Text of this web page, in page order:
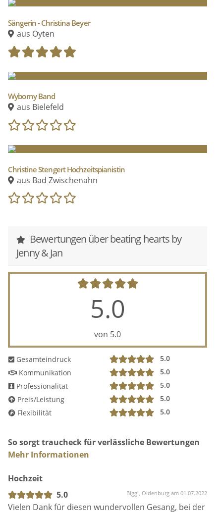
Sängerin - Christina Beyer
aus Oyten
Wyborny Band
aus Bielefeld
Christine Stengert Hochzeitspianistin
aus Bad Zwischenahn
Bewertungen über beating hearts by
Jenny & Jan
5.0
von 5.0
Gesamteindruck
5.0
Kommunikation
5.0
Professionalität
5.0
Preis/Leistung
5.0
Flexibilität
5.0
So sorgt traucheck für verlässliche Bewertungen
Mehr Informationen
Hochzeit
5.0
Biggi, Oldenburg am 01.07.2022
Vielen Dank für diesen wundervollen Gesang, bei der